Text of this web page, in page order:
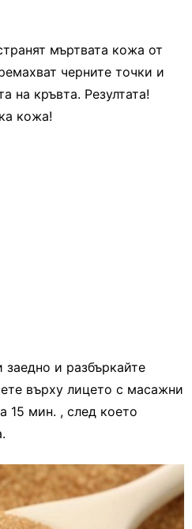
мъртвата кожа от
черните точки и
на кръвта. Резултата!
кожа!
и разбъркайте
върху лицето с масажни
15 мин. , след което